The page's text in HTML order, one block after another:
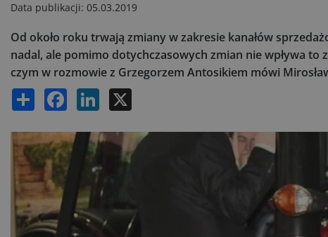
Data publikacji: 05.03.2019
Od około roku trwają zmiany w zakresie kanałów
nadal, ale pomimo dotychczasowych zmian nie wpływa to
czym w rozmowie z Grzegorzem Antosikiem mówi
Share Facebook LinkedIn